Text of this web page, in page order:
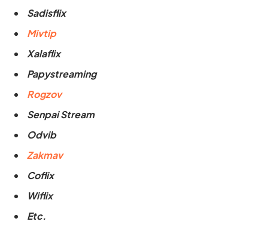
Sadisflix
Mivtip
Xalaflix
Papystreaming
Rogzov
Senpai Stream
Odvib
Zakmav
Coflix
Wiflix
Etc.